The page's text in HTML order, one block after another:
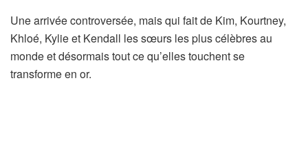
Une arrivée controversée, mais qui fait de Kim, Kourtney,
Khloé, Kylie et Kendall les sœurs les plus célèbres au
monde et désormais tout ce qu’elles touchent se
transforme en or.